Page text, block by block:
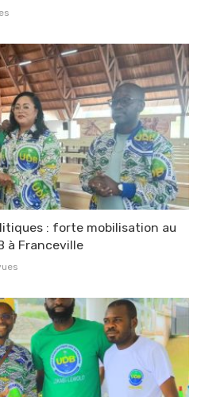
: forte mobilisation au
à Franceville